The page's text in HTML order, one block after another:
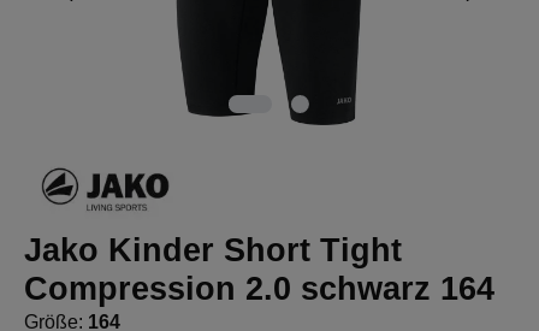
Jako Kinder Short Tight
Compression 2.0 schwarz 164
Größe: 164